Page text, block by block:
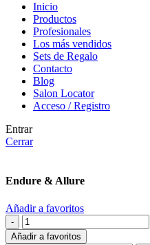
Inicio
Productos
Profesionales
Los más vendidos
Sets de Regalo
Contacto
Blog
Salon Locator
Acceso / Registro
Entrar
Cerrar
Endure & Allure
Añadir a favoritos
Añadir a favoritos